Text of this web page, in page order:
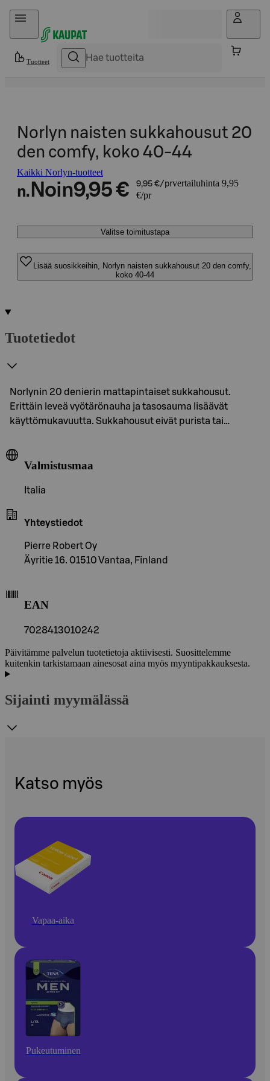
Hyppää sisältöön
Tuotteet
Norlyn naisten sukkahousut 20
den comfy, koko 40-44
Kaikki Norlyn-tuotteet
n. Noin9,95 € 9,95 €/prvertailuhinta 9,95
€/pr
Valitse toimitustapa
Lisää suosikkeihin, Norlyn naisten sukkahousut 20 den comfy,
koko 40-44
Tuotetiedot
Norlynin 20 denierin mattapintaiset sukkahousut.
Erittäin leveä vyötärönauha ja tasosauma lisäävät
käyttömukavuutta. Sukkahousut eivät purista tai…
Valmistusmaa
Italia
Yhteystiedot
Pierre Robert Oy
Äyritie 16. 01510 Vantaa, Finland
EAN
7028413010242
Päivitämme palvelun tuotetietoja aktiivisesti. Suosittelemme
kuitenkin tarkistamaan ainesosat aina myös myyntipakkauksesta.
Sijainti myymälässä
Katso myös
Vapaa-aika
Pukeutuminen